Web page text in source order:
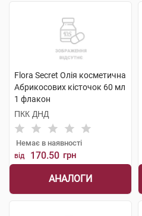
Flora Secret Олія косметична
Абрикосових кісточок 60 мл
1 флакон
ПКК ДНД
Немає в наявності
від 170.50 грн
АНАЛОГИ